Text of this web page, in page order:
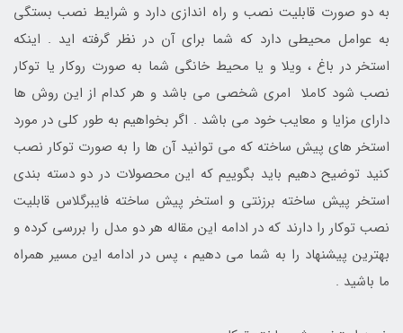
به دو صورت قابلیت نصب و راه اندازی دارد و شرایط نصب بستگی
به عوامل محیطی دارد که شما برای آن در نظر گرفته اید . اینکه
استخر در باغ ، ویلا و یا محیط خانگی شما به صورت روکار یا توکار
نصب شود کاملا امری شخصی می باشد و هر کدام از این روش ها
دارای مزایا و معایب خود می باشد . اگر بخواهیم به طور کلی در مورد
استخر های پیش ساخته که می توانید آن ها را به صورت توکار نصب
کنید توضیح دهیم باید بگوییم که این محصولات در دو دسته بندی
استخر پیش ساخته برزنتی و استخر پیش ساخته فایبرگلاس قابلیت
نصب توکار را دارند که در ادامه این مقاله هر دو مدل را بررسی کرده و
بهترین پیشنهاد را به شما می دهیم ، پس در ادامه این مسیر همراه
ما باشید .